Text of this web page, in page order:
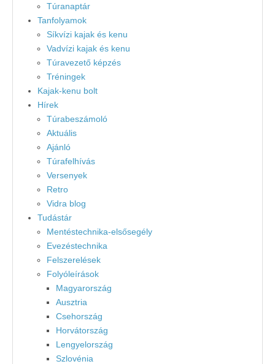
Túranaptár
Tanfolyamok
Síkvízi kajak és kenu
Vadvízi kajak és kenu
Túravezető képzés
Tréningek
Kajak-kenu bolt
Hírek
Túrabeszámoló
Aktuális
Ajánló
Túrafelhívás
Versenyek
Retro
Vidra blog
Tudástár
Mentéstechnika-elsősegély
Evezéstechnika
Felszerelések
Folyóleírások
Magyarország
Ausztria
Csehország
Horvátország
Lengyelország
Szlovénia